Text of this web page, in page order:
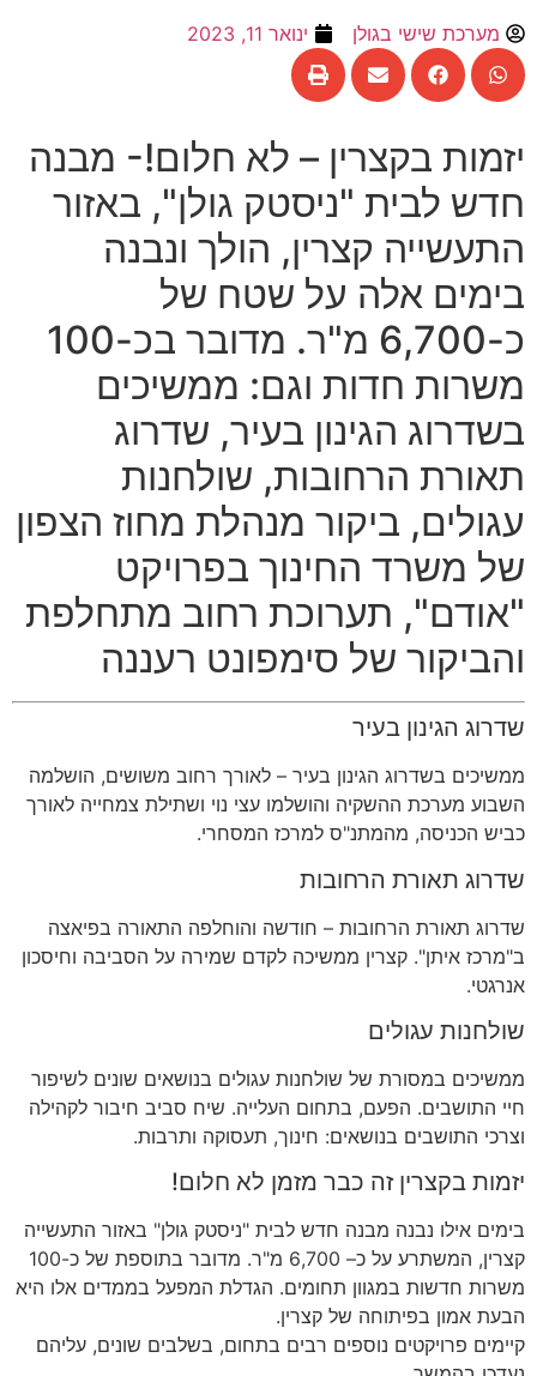
מערכת שישי בגולן ינואר 11, 2023
יזמות בקצרין – לא חלום!- מבנה
חדש לבית "ניסטק גולן", באזור
התעשייה קצרין, הולך ונבנה
בימים אלה על שטח של
כ-6,700 מ"ר. מדובר בכ-100
משרות חדות וגם: ממשיכים
בשדרוג הגינון בעיר, שדרוג
תאורת הרחובות, שולחנות
עגולים, ביקור מנהלת מחוז הצפון
של משרד החינוך בפרויקט
"אודם", תערוכת רחוב מתחלפת
והביקור של סימפונט רעננה
שדרוג הגינון בעיר
ממשיכים בשדרוג הגינון בעיר – לאורך רחוב משושים, הושלמה
השבוע מערכת ההשקיה והושלמו עצי נוי ושתילת צמחייה לאורך
כביש הכניסה, מהמתנ"ס למרכז המסחרי.
שדרוג תאורת הרחובות
שדרוג תאורת הרחובות – חודשה והוחלפה התאורה בפיאצה
ב"מרכז איתן". קצרין ממשיכה לקדם שמירה על הסביבה וחיסכון
אנרגטי.
שולחנות עגולים
ממשיכים במסורת של שולחנות עגולים בנושאים שונים לשיפור
חיי התושבים. הפעם, בתחום העלייה. שיח סביב חיבור לקהילה
וצרכי התושבים בנושאים: חינוך, תעסוקה ותרבות.
יזמות בקצרין זה כבר מזמן לא חלום!
בימים אילו נבנה מבנה חדש לבית "ניסטק גולן" באזור התעשייה
קצרין, המשתרע על כ– 6,700 מ"ר. מדובר בתוספת של כ-100
משרות חדשות במגוון תחומים. הגדלת המפעל בממדים אלו היא
הבעת אמון בפיתוחה של קצרין.
קיימים פרויקטים נוספים רבים בתחום, בשלבים שונים, עליהם